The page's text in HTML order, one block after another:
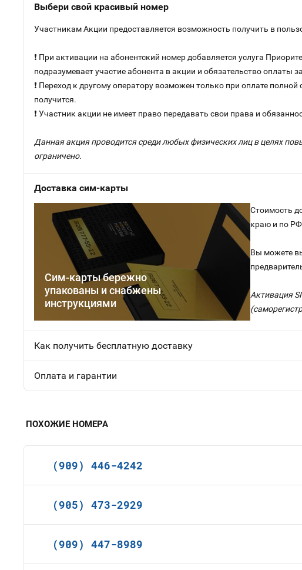
Выбери свой красивый номер
Участникам Акции предоставляется возможность получить в
❗ При активации на абонентский номер добавляется услуга
подразумевает участие абонента в акции и обязательство
❗ Переход к другому оператору возможен только при оплате
получится.
❗ Участник акции не имеет право передавать свои права и
Данная акция проводится среди любых физических лиц в целях
ограничено.
Доставка сим-карты
Сим-карты бережно
упакованы и снабжены
инструкциями
Стоимость
краю и по РФ
Вы можете
Активация
Как получить бесплатную доставку
Оплата и гарантии
ПОХОЖИЕ НОМЕРА
(909) 446-4242
(905) 473-2929
(909) 447-8989